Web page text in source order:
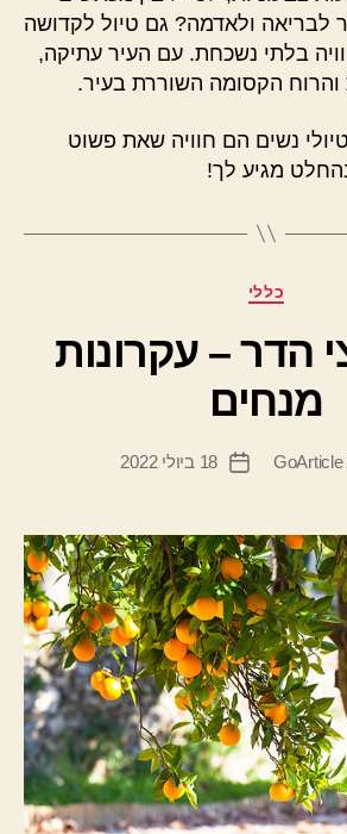
לבריאה ולאדמה? גם טיול לקדושה
בלתי נשכחת. עם העיר עתיקה,
והרוח הקסומה השוררת בעיר.
נשים הם חוויה שאת פשוט
מגיע לך!
קטגוריותכללי
הדר – עקרונות
מנחים
GoArticle
תאריך
18 ביולי 2022